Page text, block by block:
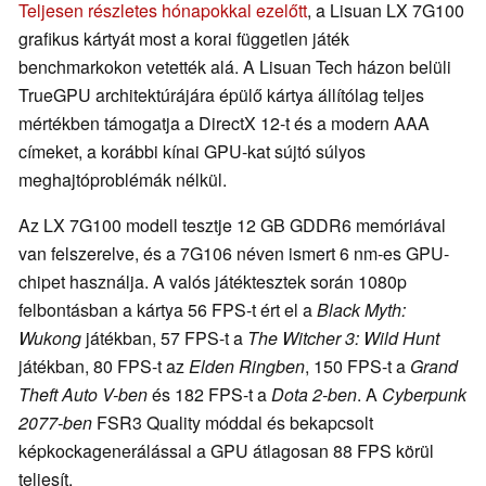
Teljesen részletes hónapokkal ezelőtt, a Lisuan LX 7G100
grafikus kártyát most a korai független játék
benchmarkokon vetették alá. A Lisuan Tech házon belüli
TrueGPU architektúrájára épülő kártya állítólag teljes
mértékben támogatja a DirectX 12-t és a modern AAA
címeket, a korábbi kínai GPU-kat sújtó súlyos
meghajtóproblémák nélkül.
Az LX 7G100 modell tesztje 12 GB GDDR6 memóriával
van felszerelve, és a 7G106 néven ismert 6 nm-es GPU-
chipet használja. A valós játéktesztek során 1080p
felbontásban a kártya 56 FPS-t ért el aBlack Myth:
Wukong játékban, 57 FPS-t a The Witcher 3: Wild Hunt
játékban, 80 FPS-t azElden Ringben, 150 FPS-t a Grand
Theft Auto V-benés 182 FPS-t aDota 2-ben. A Cyberpunk
2077-ben FSR3 Quality móddal és bekapcsolt
képkockagenerálással a GPU átlagosan 88 FPS körül
teljesít.